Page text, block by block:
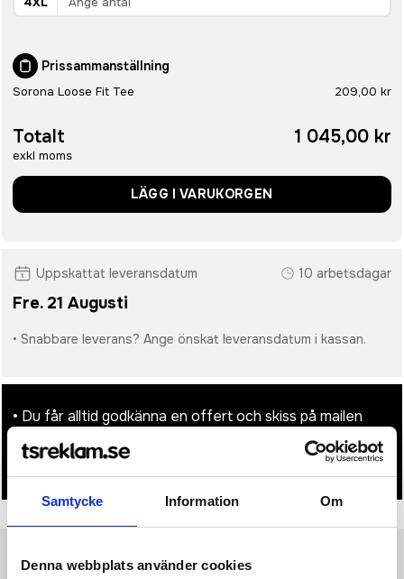
Samtycke Information Om
Denna webbplats använder cookies
Prissammanställning
Sorona Loose Fit Tee 209,00 kr
Totalt
exkl moms
1 045,00 kr
LÄGG I VARUKORGEN
Uppskattat leveransdatum 10 arbetsdagar
Fre. 21 Augusti
• Snabbare leverans? Ange önskat leveransdatum i kassan.
• Du får alltid godkänna en offert och skiss på mailen
ProduktinformationSpecifikationerPristabell